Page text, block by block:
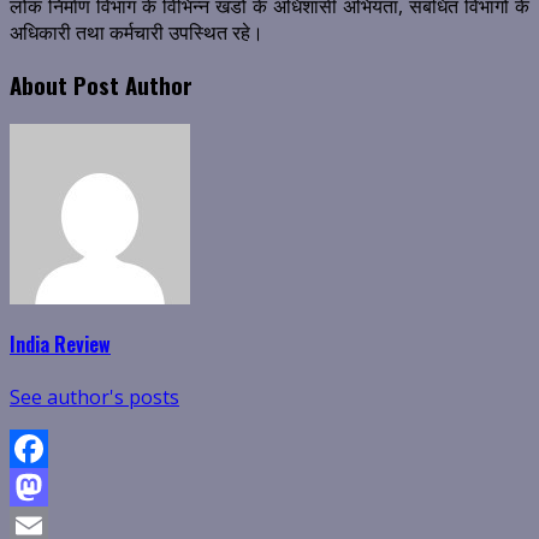
लोक निर्माण विभाग के विभिन्न खंडों के अधिशासी अभियंता, संबंधित विभागों के
अधिकारी तथा कर्मचारी उपस्थित रहे।
About Post Author
India Review
See author's posts
Facebook
Mastodon